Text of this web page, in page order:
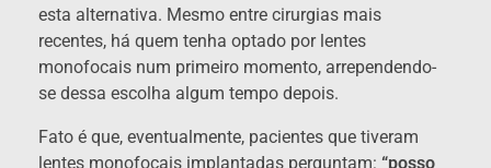
esta alternativa. Mesmo entre cirurgias mais
recentes, há quem tenha optado por lentes
monofocais num primeiro momento, arrependendo-
se dessa escolha algum tempo depois.
Fato é que, eventualmente, pacientes que tiveram
lentes monofocais implantadas perguntam: “posso